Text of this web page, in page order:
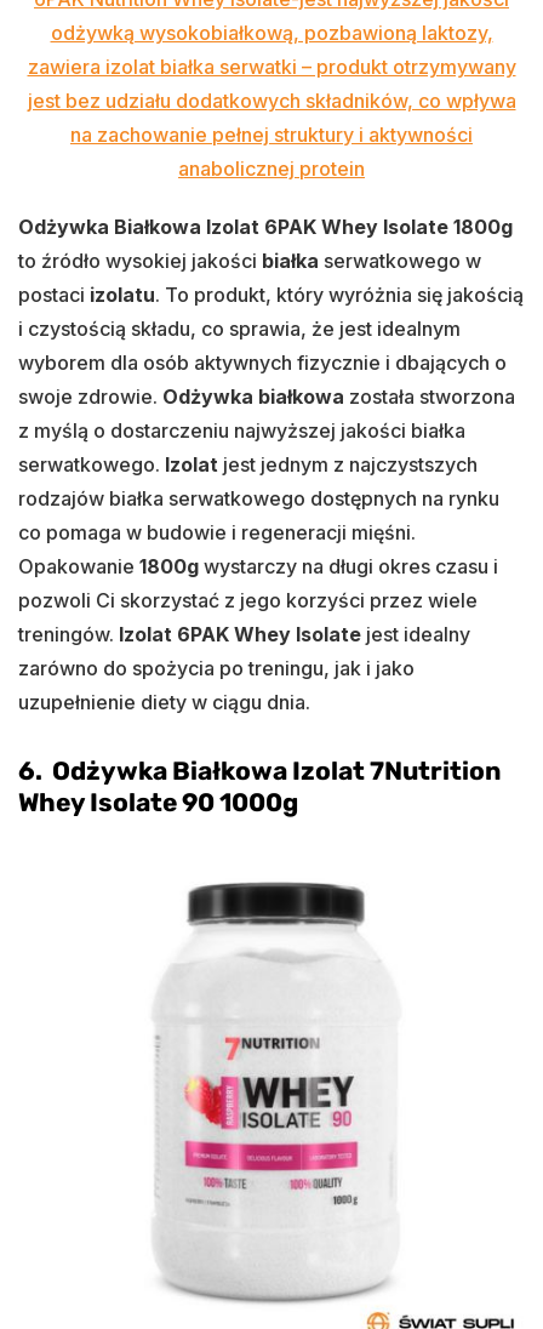
odżywką wysokobiałkową, pozbawioną laktozy,
zawiera izolat białka serwatki – produkt otrzymywany
jest bez udziału dodatkowych składników, co wpływa
na zachowanie pełnej struktury i aktywności
anabolicznej protein
Odżywka Białkowa Izolat 6PAK Whey Isolate 1800g
to źródło wysokiej jakości białka serwatkowego w
postaci izolatu. To produkt, który wyróżnia się jakością
i czystością składu, co sprawia, że jest idealnym
wyborem dla osób aktywnych fizycznie i dbających o
swoje zdrowie. Odżywka białkowa została stworzona
z myślą o dostarczeniu najwyższej jakości białka
serwatkowego. Izolat jest jednym z najczystszych
rodzajów białka serwatkowego dostępnych na rynku
co pomaga w budowie i regeneracji mięśni.
Opakowanie 1800g wystarczy na długi okres czasu i
pozwoli Ci skorzystać z jego korzyści przez wiele
treningów. Izolat 6PAK Whey Isolate jest idealny
zarówno do spożycia po treningu, jak i jako
uzupełnienie diety w ciągu dnia.
6. Odżywka Białkowa Izolat 7Nutrition
Whey Isolate 90 1000g